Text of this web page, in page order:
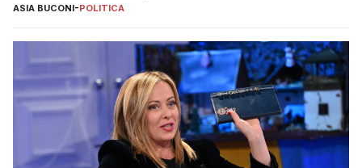
ASIA BUCONI-POLITICA